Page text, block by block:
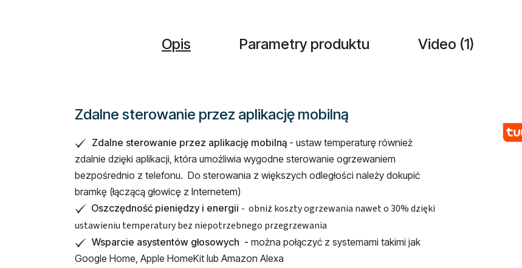
Opis Parametry produktu Video (1)
Zdalne sterowanie przez aplikację mobilną
✔ Zdalne sterowanie przez aplikację mobilną - ustaw temperaturę również
zdalnie dzięki aplikacji, która umożliwia wygodne sterowanie ogrzewaniem
bezpośrednio z telefonu. Do sterowania z większych odległości należy dokupić
bramkę (łączącą głowicę z Internetem)
✔ Oszczędność pieniędzy i energii - obniż koszty ogrzewania nawet o 30% dzięki
ustawieniu temperatury bez niepotrzebnego przegrzewania
✔ Wsparcie asystentów głosowych - można połączyć z systemami takimi jak
Google Home, Apple HomeKit lub Amazon Alexa